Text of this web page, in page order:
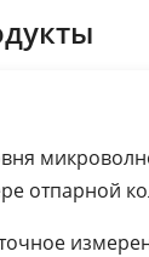
отпарной